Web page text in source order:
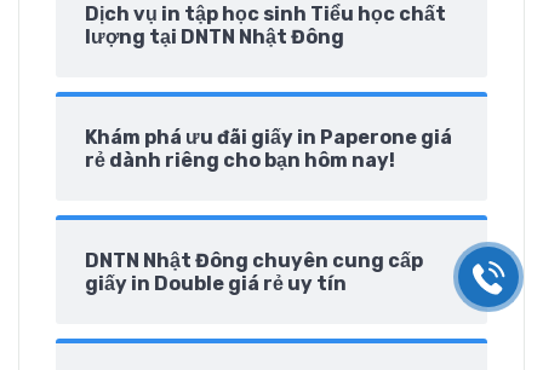
Dịch vụ in tập học sinh Tiểu học chất
lượng tại DNTN Nhật Đông
Khám phá ưu đãi giấy in Paperone giá
rẻ dành riêng cho bạn hôm nay!
DNTN Nhật Đông chuyên cung cấp
giấy in Double giá rẻ uy tín